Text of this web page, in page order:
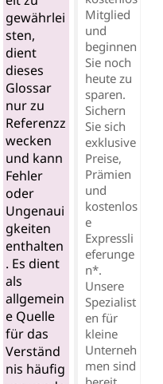
gewährlei
sten,
dient
dieses
Glossar
nur zu
Referenzz
wecken
und kann
Fehler
oder
Ungenaui
gkeiten
enthalten
. Es dient
als
allgemein
e Quelle
für das
Verständ
nis häufig
Mitglied
und
beginnen
Sie noch
heute zu
sparen.
Sichern
Sie sich
exklusive
Preise,
Prämien
und
kostenlos
e
Expressli
eferunge
n*.
Unsere
Spezialist
en für
kleine
Unterneh
men sind